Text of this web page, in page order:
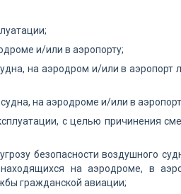
и/или в аэропорту;
на аэродром и/или в
на аэродроме и/или в
с целью причинения
безопасности воздушного
на аэродроме, в
гражданской авиации;